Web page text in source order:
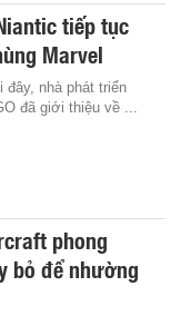
tiếp tục
Marvel
đây, nhà phát triển
đã giới thiệu về ...
phong
bỏ để nhường